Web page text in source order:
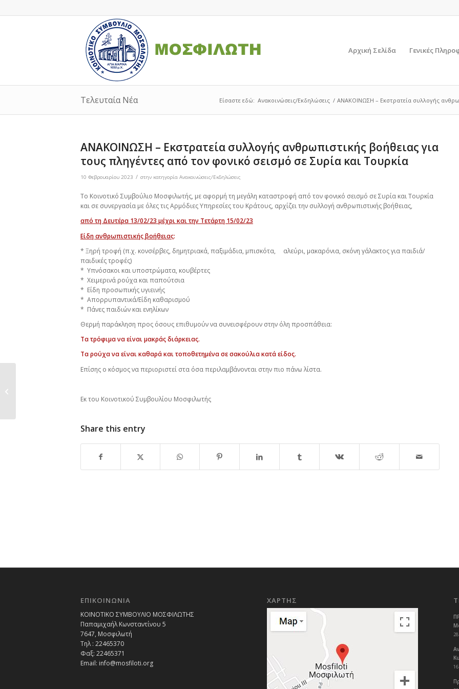
Αρχική Σελίδα Γενικές
Τελευταία Νέα Είσαστε εδώ: Ανακοινώσεις/Εκδηλώσεις / ΑΝΑΚΟΙΝΩΣΗ – Εκστρατεία συλλογής
ΑΝΑΚΟΙΝΩΣΗ – Εκστρατεία συλλογής ανθρωπιστικής βοήθειας για
τους πληγέντες από τον φονικό σεισμό σε Συρία και Τουρκία
10 Φεβρουαρίου 2023 / στην κατηγορία Ανακοινώσεις/Εκδηλώσεις
Το Κοινοτικό Συμβούλιο Μοσφιλωτής, με αφορμή τη μεγάλη καταστροφή από τον φονικό σεισμό σε Συρία και Τουρκία
και σε συνεργασία με όλες τις Αρμόδιες Υπηρεσίες του Κράτους, αρχίζει την συλλογή ανθρωπιστικής βοήθειας,
από τη Δευτέρα 13/02/23 μέχρι και την Τετάρτη 15/02/23
Είδη ανθρωπιστικής βοήθειας:
* Ξηρή τροφή (π.χ. κονσέρβες, δημητριακά, παξιμάδια, μπισκότα, αλεύρι, μακαρόνια, σκόνη γάλακτος για παιδιά/
παιδικές τροφές)
* Υπνόσακοι και υποστρώματα, κουβέρτες
* Χειμερινά ρούχα και παπούτσια
* Είδη προσωπικής υγιεινής
* Απορρυπαντικά/Είδη καθαρισμού
* Πάνες παιδιών και ενηλίκων
Θερμή παράκληση προς όσους επιθυμούν να συνεισφέρουν στην όλη προσπάθεια:
Tα τρόφιμα να είναι μακράς διάρκειας.
Tα ρούχα να είναι καθαρά και τοποθετημένα σε σακούλια κατά είδος.
Επίσης ο κόσμος να περιοριστεί στα όσα περιλαμβάνονται στην πιο πάνω λίστα.
Εκ του Κοινοτικού Συμβουλίου Μοσφιλωτής
Share this entry
ΕΠΙΚΟΙΝΩΝΙΑ
ΚΟΙΝΟΤΙΚΟ ΣΥΜΒΟΥΛΙΟ ΜΟΣΦΙΛΩΤΗΣ
Παπαμιχαήλ Κωνσταντίνου 5
7647, Μοσφιλωτή
Τηλ : 22465370
Φαξ: 22465371
Email: info@mosfiloti.org
ΧΑΡΤΗΣ
ηλικιωμένων(αιτήσεις...